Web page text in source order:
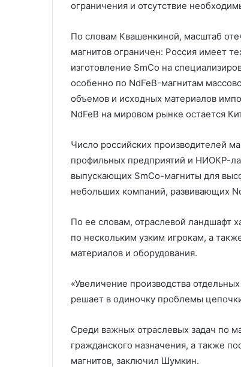
ограничения и отсутствие
По словам Квашенкиной, масштаб
магнитов ограничен: Россия имеет
изготовление SmCo на
особенно по NdFeB-магнитам
объемов и исходных материалов
NdFeB на мировом рынке остается
Число российских производителей
профильных предприятий и НИОКР-
выпускающих SmCo-магниты для
небольших компаний, развивающих
По ее словам, отраслевой ландшафт
по нескольким узким игрокам, а
материалов и оборудования.
«Увеличение производства
решает в одиночку проблемы
Среди важных отраслевых задач по
гражданского назначения, а также
магнитов, заключил Шумкин.